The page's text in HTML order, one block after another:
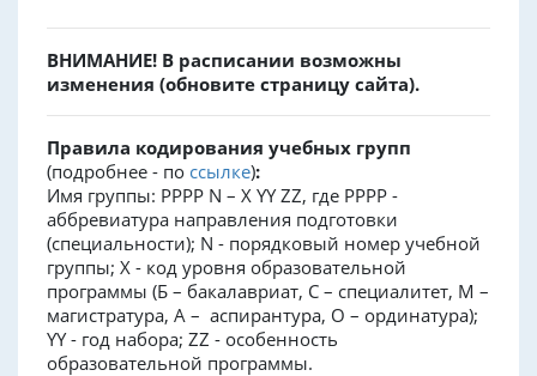
ВНИМАНИЕ! В расписании возможны
изменения (обновите страницу сайта).
Правила кодирования учебных групп
(подробнее - по ссылке):
Имя группы: PPPP N – X YY ZZ, где PPPP -
аббревиатура направления подготовки
(специальности); N - порядковый номер учебной
группы; X - код уровня образовательной
программы (Б – бакалавриат, С – специалитет, М –
магистратура, А – аспирантура, О – ординатура);
YY - год набора; ZZ - особенность
образовательной программы.